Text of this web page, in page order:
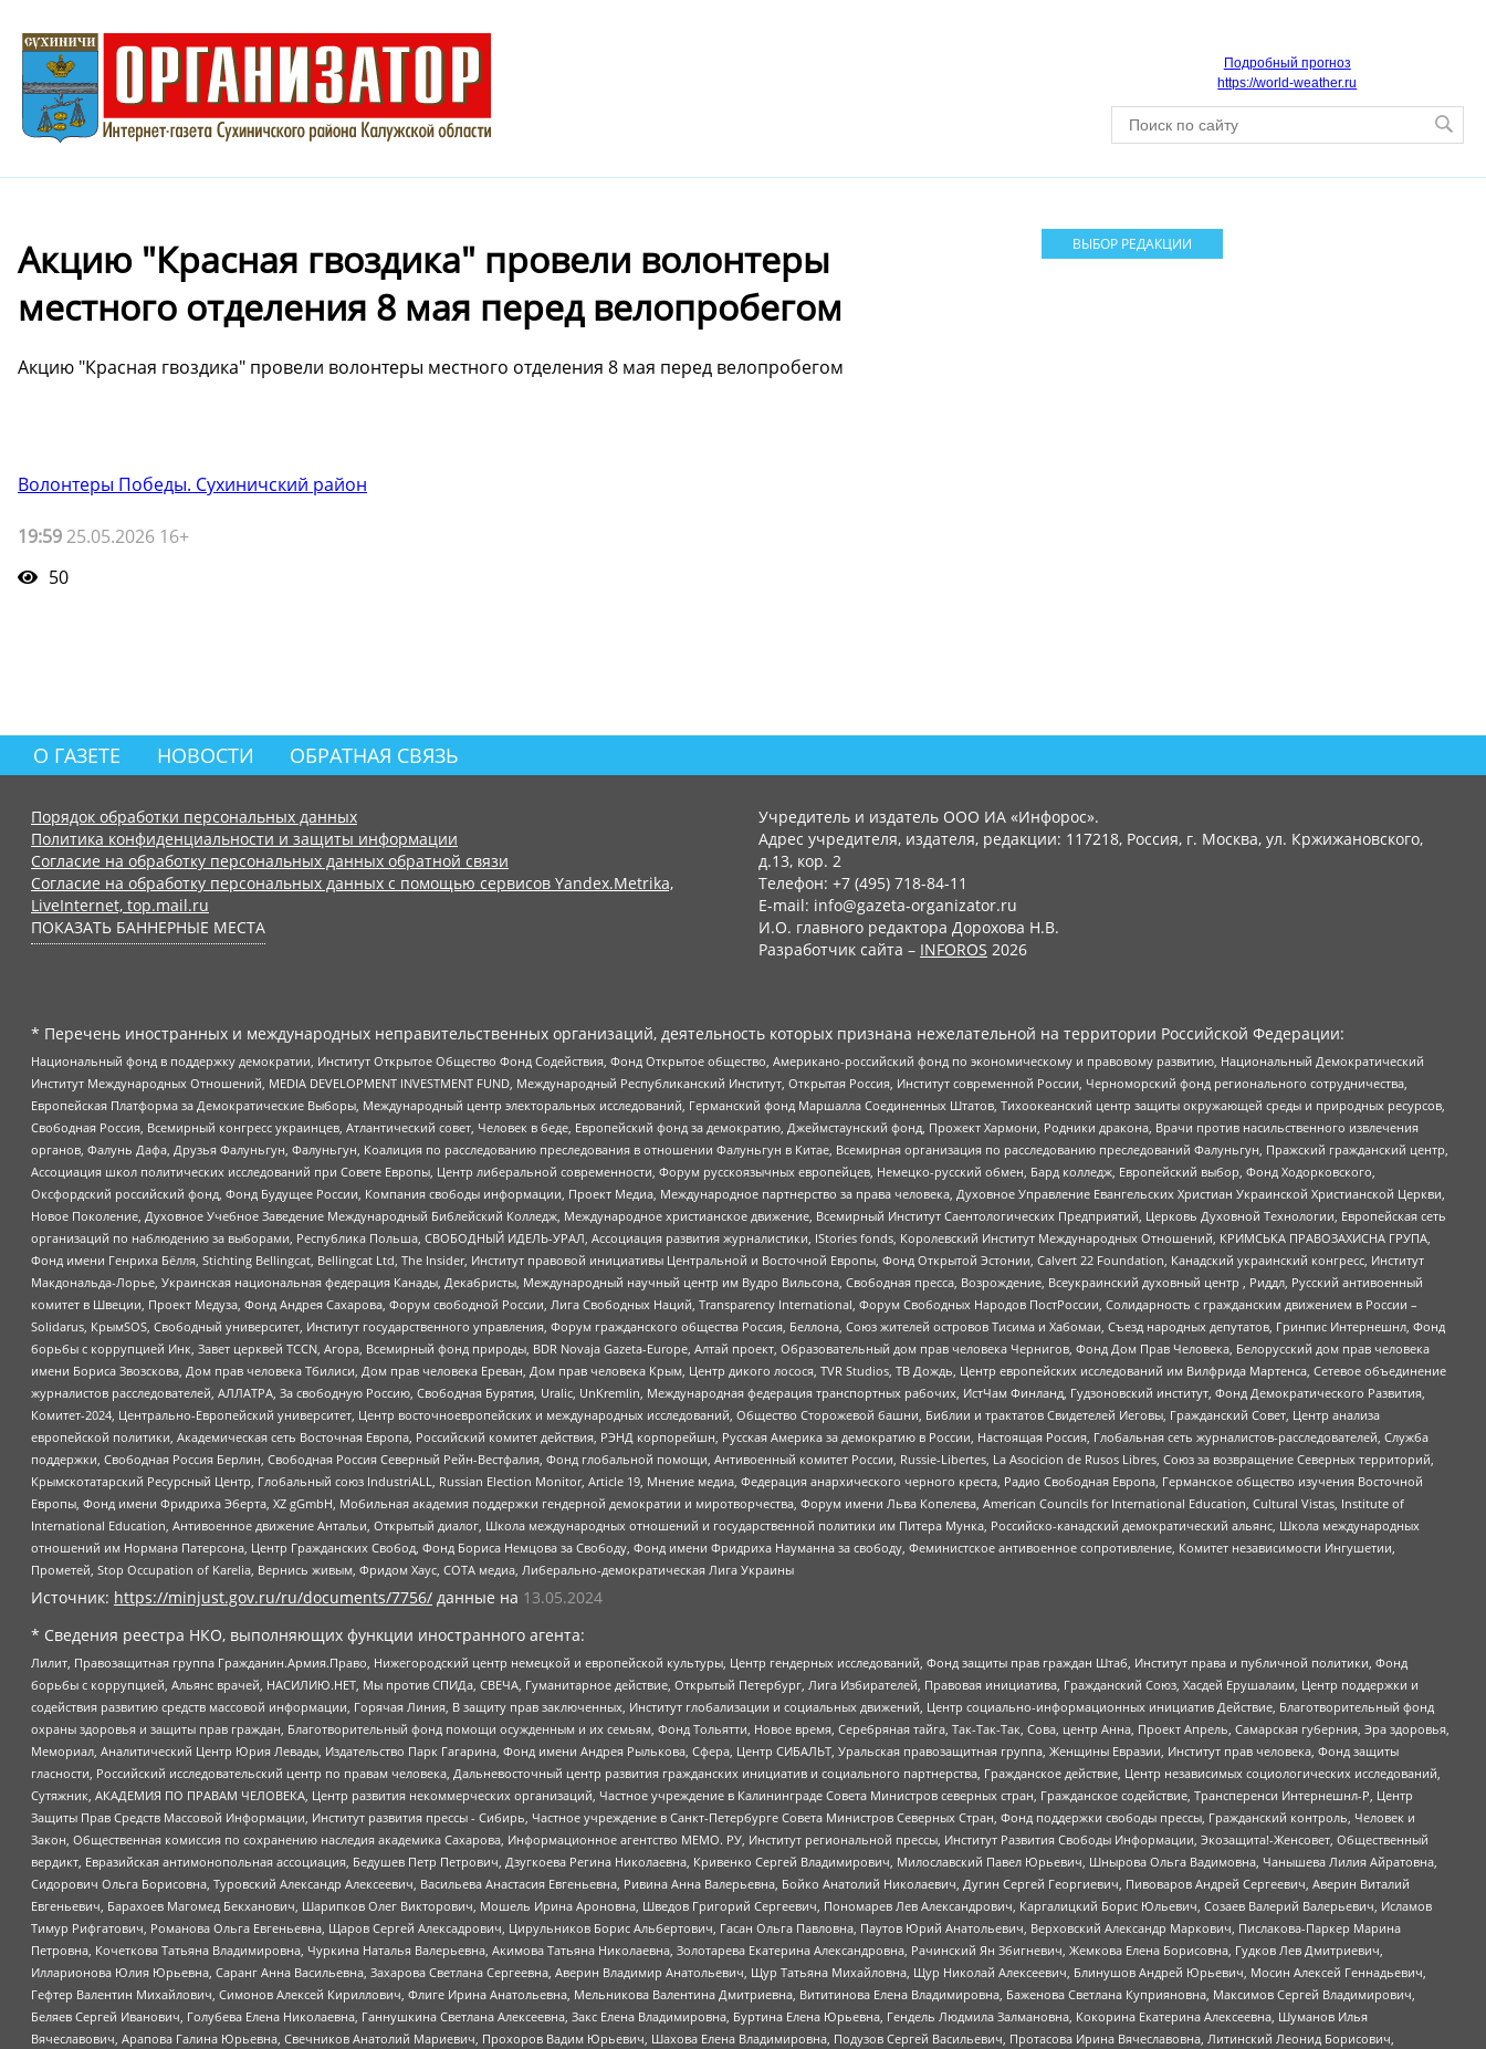
Подробный прогноз
https://world-weather.ru
Акцию "Красная гвоздика" провели волонтеры
местного отделения 8 мая перед велопробегом
Акцию "Красная гвоздика" провели волонтеры местного отделения 8 мая перед велопробегом
Волонтеры Победы. Сухиничский район
19:59 25.05.2026 16+
50
ВЫБОР РЕДАКЦИИ
О ГАЗЕТЕ НОВОСТИ ОБРАТНАЯ СВЯЗЬ
Порядок обработки персональных данных
Политика конфиденциальности и защиты информации
Согласие на обработку персональных данных обратной связи
Согласие на обработку персональных данных с помощью сервисов Yandex.Metrika,
LiveInternet, top.mail.ru
ПОКАЗАТЬ БАННЕРНЫЕ МЕСТА
Учредитель и издатель ООО ИА «Инфорос».
Адрес учредителя, издателя, редакции: 117218, Россия, г. Москва, ул. Кржижановского,
д.13, кор. 2
Телефон: +7 (495) 718-84-11
E-mail: info@gazeta-organizator.ru
И.О. главного редактора Дорохова Н.В.
Разработчик сайта – INFOROS 2026
* Перечень иностранных и международных неправительственных организаций, деятельность которых признана нежелательной на территории Российской Федерации:
Национальный фонд в поддержку демократии, Институт Открытое Общество Фонд Содействия, Фонд Открытое общество, Американо-российский фонд по экономическому и правовому развитию, Национальный Демократический
Институт Международных Отношений, MEDIA DEVELOPMENT INVESTMENT FUND, Международный Республиканский Институт, Открытая Россия, Институт современной России, Черноморский фонд регионального сотрудничества,
Европейская Платформа за Демократические Выборы, Международный центр электоральных исследований, Германский фонд Маршалла Соединенных Штатов, Тихоокеанский центр защиты окружающей среды и природных ресурсов,
Свободная Россия, Всемирный конгресс украинцев, Атлантический совет, Человек в беде, Европейский фонд за демократию, Джеймстаунский фонд, Прожект Хармони, Родники дракона, Врачи против насильственного извлечения
органов, Фалунь Дафа, Друзья Фалуньгун, Фалуньгун, Коалиция по расследованию преследования в отношении Фалуньгун в Китае, Всемирная организация по расследованию преследований Фалуньгун, Пражский гражданский центр,
Ассоциация школ политических исследований при Совете Европы, Центр либеральной современности, Форум русскоязычных европейцев, Немецко-русский обмен, Бард колледж, Европейский выбор, Фонд Ходорковского,
Оксфордский российский фонд, Фонд Будущее России, Компания свободы информации, Проект Медиа, Международное партнерство за права человека, Духовное Управление Евангельских Христиан Украинской Христианской Церкви,
Новое Поколение, Духовное Учебное Заведение Международный Библейский Колледж, Международное христианское движение, Всемирный Институт Саентологических Предприятий, Церковь Духовной Технологии, Европейская сеть
организаций по наблюдению за выборами, Республика Польша, СВОБОДНЫЙ ИДЕЛЬ-УРАЛ, Ассоциация развития журналистики, IStories fonds, Королевский Институт Международных Отношений, КРИМСЬКА ПРАВОЗАХИСНА ГРУПА,
Фонд имени Генриха Бёлля, Stichting Bellingcat, Bellingcat Ltd, The Insider, Институт правовой инициативы Центральной и Восточной Европы, Фонд Открытой Эстонии, Calvert 22 Foundation, Канадский украинский конгресс, Институт
Макдональда-Лорье, Украинская национальная федерация Канады, Декабристы, Международный научный центр им Вудро Вильсона, Свободная пресса, Возрождение, Всеукраинский духовный центр , Риддл, Русский антивоенный
комитет в Швеции, Проект Медуза, Фонд Андрея Сахарова, Форум свободной России, Лига Свободных Наций, Transparеncy International, Форум Свободных Народов ПостРоссии, Солидарность с гражданским движением в России –
Solidarus, КрымSOS, Свободный университет, Институт государственного управления, Форум гражданского общества Россия, Беллона, Союз жителей островов Тисима и Хабомаи, Съезд народных депутатов, Гринпис Интернешнл, Фонд
борьбы с коррупцией Инк, Завет церквей TCCN, Агора, Всемирный фонд природы, BDR Novaja Gazeta-Europe, Алтай проект, Образовательный дом прав человека Чернигов, Фонд Дом Прав Человека, Белорусский дом прав человека
имени Бориса Звозскова, Дом прав человека Тбилиси, Дом прав человека Ереван, Дом прав человека Крым, Центр дикого лосося, TVR Studios, ТВ Дождь, Центр европейских исследований им Вилфрида Мартенса, Сетевое объединение
журналистов расследователей, АЛЛАТРА, За свободную Россию, Свободная Бурятия, Uralic, UnKremlin, Международная федерация транспортных рабочих, ИстЧам Финланд, Гудзоновский институт, Фонд Демократического Развития,
Комитет-2024, Центрально-Европейский университет, Центр восточноевропейских и международных исследований, Общество Сторожевой башни, Библии и трактатов Свидетелей Иеговы, Гражданский Совет, Центр анализа
европейской политики, Академическая сеть Восточная Европа, Российский комитет действия, РЭНД корпорейшн, Русская Америка за демократию в России, Настоящая Россия, Глобальная сеть журналистов-расследователей, Служба
поддержки, Свободная Россия Берлин, Свободная Россия Северный Рейн-Вестфалия, Фонд глобальной помощи, Антивоенный комитет России, Russie-Libertes, La Asocicion de Rusos Libres, Союз за возвращение Северных территорий,
Крымскотатарский Ресурсный Центр, Глобальный союз IndustriALL, Russian Election Monitor, Article 19, Мнение медиа, Федерация анархического черного креста, Радио Свободная Европа, Германское общество изучения Восточной
Европы, Фонд имени Фридриха Эберта, XZ gGmbH, Мобильная академия поддержки гендерной демократии и миротворчества, Форум имени Льва Копелева, American Councils for International Education, Cultural Vistas, Institute of
International Education, Антивоенное движение Антальи, Открытый диалог, Школа международных отношений и государственной политики им Питера Мунка, Российско-канадский демократический альянс, Школа международных
отношений им Нормана Патерсона, Центр Гражданских Свобод, Фонд Бориса Немцова за Свободу, Фонд имени Фридриха Науманна за свободу, Феминистское антивоенное сопротивление, Комитет независимости Ингушетии,
Прометей, Stop Occupation of Karelia, Вернись живым, Фридом Хаус, СОТА медиа, Либерально-демократическая Лига Украины
Источник: https://minjust.gov.ru/ru/documents/7756/ данные на 13.05.2024
* Сведения реестра НКО, выполняющих функции иностранного агента:
Лилит, Правозащитная группа Гражданин.Армия.Право, Нижегородский центр немецкой и европейской культуры, Центр гендерных исследований, Фонд защиты прав граждан Штаб, Институт права и публичной политики, Фонд
борьбы с коррупцией, Альянс врачей, НАСИЛИЮ.НЕТ, Мы против СПИДа, СВЕЧА, Гуманитарное действие, Открытый Петербург, Лига Избирателей, Правовая инициатива, Гражданский Союз, Хасдей Ерушалаим, Центр поддержки и
содействия развитию средств массовой информации, Горячая Линия, В защиту прав заключенных, Институт глобализации и социальных движений, Центр социально-информационных инициатив Действие, Благотворительный фонд
охраны здоровья и защиты прав граждан, Благотворительный фонд помощи осужденным и их семьям, Фонд Тольятти, Новое время, Серебряная тайга, Так-Так-Так, Сова, центр Анна, Проект Апрель, Самарская губерния, Эра здоровья,
Мемориал, Аналитический Центр Юрия Левады, Издательство Парк Гагарина, Фонд имени Андрея Рылькова, Сфера, Центр СИБАЛЬТ, Уральская правозащитная группа, Женщины Евразии, Институт прав человека, Фонд защиты
гласности, Российский исследовательский центр по правам человека, Дальневосточный центр развития гражданских инициатив и социального партнерства, Гражданское действие, Центр независимых социологических исследований,
Сутяжник, АКАДЕМИЯ ПО ПРАВАМ ЧЕЛОВЕКА, Центр развития некоммерческих организаций, Частное учреждение в Калининграде Совета Министров северных стран, Гражданское содействие, Трансперенси Интернешнл-Р, Центр
Защиты Прав Средств Массовой Информации, Институт развития прессы - Сибирь, Частное учреждение в Санкт-Петербурге Совета Министров Северных Стран, Фонд поддержки свободы прессы, Гражданский контроль, Человек и
Закон, Общественная комиссия по сохранению наследия академика Сахарова, Информационное агентство МЕМО. РУ, Институт региональной прессы, Институт Развития Свободы Информации, Экозащита!-Женсовет, Общественный
вердикт, Евразийская антимонопольная ассоциация, Бедушев Петр Петрович, Дзугкоева Регина Николаевна, Кривенко Сергей Владимирович, Милославский Павел Юрьевич, Шнырова Ольга Вадимовна, Чанышева Лилия Айратовна,
Сидорович Ольга Борисовна, Туровский Александр Алексеевич, Васильева Анастасия Евгеньевна, Ривина Анна Валерьевна, Бойко Анатолий Николаевич, Дугин Сергей Георгиевич, Пивоваров Андрей Сергеевич, Аверин Виталий
Евгеньевич, Барахоев Магомед Бекханович, Шарипков Олег Викторович, Мошель Ирина Ароновна, Шведов Григорий Сергеевич, Пономарев Лев Александрович, Каргалицкий Борис Юльевич, Созаев Валерий Валерьевич, Исламов
Тимур Рифгатович, Романова Ольга Евгеньевна, Щаров Сергей Алексадрович, Цирульников Борис Альбертович, Гасан Ольга Павловна, Паутов Юрий Анатольевич, Верховский Александр Маркович, Пислакова-Паркер Марина
Петровна, Кочеткова Татьяна Владимировна, Чуркина Наталья Валерьевна, Акимова Татьяна Николаевна, Золотарева Екатерина Александровна, Рачинский Ян Збигневич, Жемкова Елена Борисовна, Гудков Лев Дмитриевич,
Илларионова Юлия Юрьевна, Саранг Анна Васильевна, Захарова Светлана Сергеевна, Аверин Владимир Анатольевич, Щур Татьяна Михайловна, Щур Николай Алексеевич, Блинушов Андрей Юрьевич, Мосин Алексей Геннадьевич,
Гефтер Валентин Михайлович, Симонов Алексей Кириллович, Флиге Ирина Анатольевна, Мельникова Валентина Дмитриевна, Вититинова Елена Владимировна, Баженова Светлана Куприяновна, Максимов Сергей Владимирович,
Беляев Сергей Иванович, Голубева Елена Николаевна, Ганнушкина Светлана Алексеевна, Закс Елена Владимировна, Буртина Елена Юрьевна, Гендель Людмила Залмановна, Кокорина Екатерина Алексеевна, Шуманов Илья
Вячеславович, Арапова Галина Юрьевна, Свечников Анатолий Мариевич, Прохоров Вадим Юрьевич, Шахова Елена Владимировна, Подузов Сергей Васильевич, Протасова Ирина Вячеславовна, Литинский Леонид Борисович,